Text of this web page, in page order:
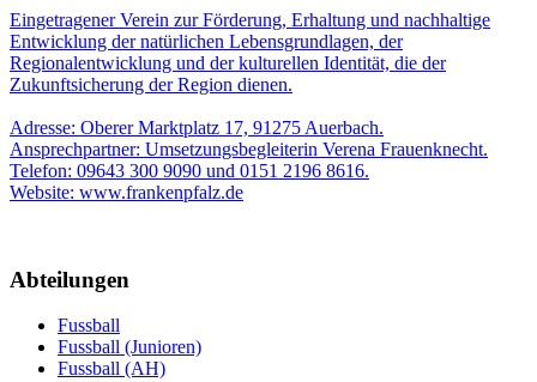
Eingetragener Verein zur Förderung, Erhaltung und nachhaltige
Entwicklung der natürlichen Lebensgrundlagen, der
Regionalentwicklung und der kulturellen Identität, die der
Zukunftsicherung der Region dienen.
Adresse: Oberer Marktplatz 17, 91275 Auerbach.
Ansprechpartner: Umsetzungsbegleiterin Verena Frauenknecht.
Telefon: 09643 300 9090 und 0151 2196 8616.
Website: www.frankenpfalz.de
Abteilungen
Fussball
Fussball (Junioren)
Fussball (AH)